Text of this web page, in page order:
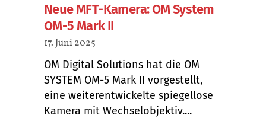
Neue MFT-Kamera: OM System
OM-5 Mark II
17. Juni 2025
OM Digital Solutions hat die OM
SYSTEM OM-5 Mark II vorgestellt,
eine weiterentwickelte spiegellose
Kamera mit Wechselobjektiv....